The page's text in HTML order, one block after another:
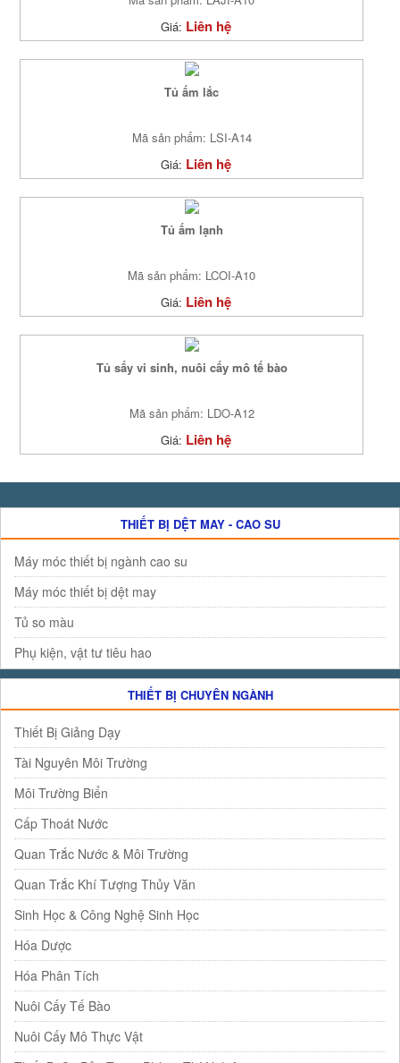
Giá: Liên hệ
Tủ ấm lắc
Mã sản phẩm: LSI-A14
Giá: Liên hệ
Tủ ấm lạnh
Mã sản phẩm: LCOI-A10
Giá: Liên hệ
Tủ sấy vi sinh, nuôi cấy mô tế bào
Mã sản phẩm: LDO-A12
Giá: Liên hệ
THIẾT BỊ DỆT MAY - CAO SU
Máy móc thiết bị ngành cao su
Máy móc thiết bị dệt may
Tủ so màu
Phụ kiện, vật tư tiêu hao
THIẾT BỊ CHUYÊN NGÀNH
Thiết Bị Giảng Dạy
Tài Nguyên Môi Trường
Môi Trường Biển
Cấp Thoát Nước
Quan Trắc Nước & Môi Trường
Quan Trắc Khí Tượng Thủy Văn
Sinh Học & Công Nghệ Sinh Học
Hóa Dược
Hóa Phân Tích
Nuôi Cấy Tế Bào
Nuôi Cấy Mô Thực Vật